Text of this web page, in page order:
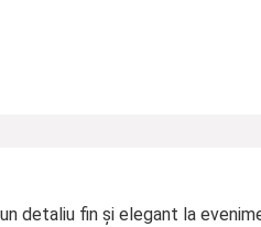
detaliu fin și elegant la